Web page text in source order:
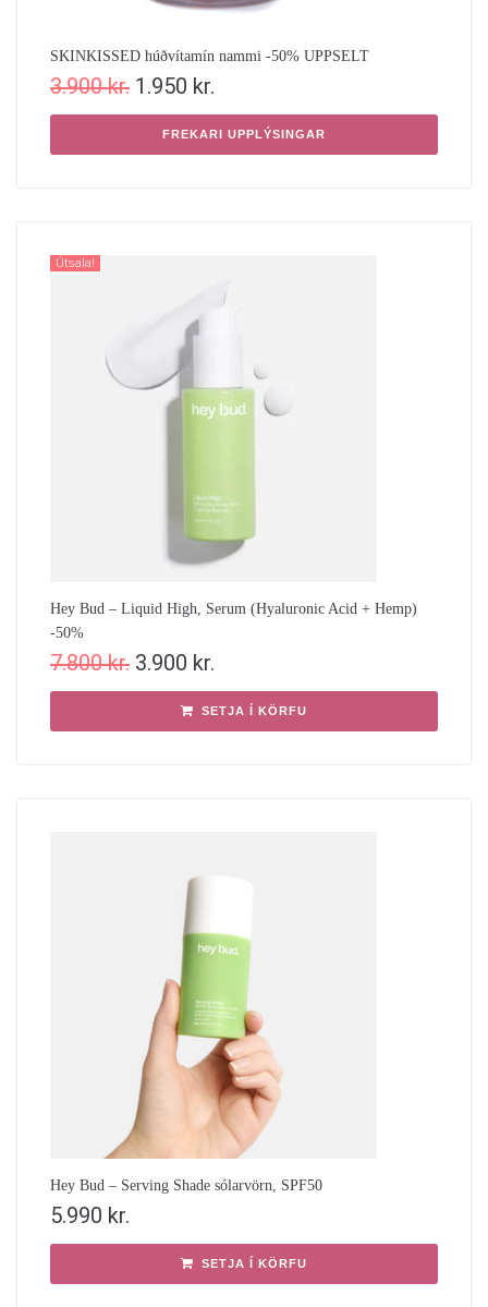
SKINKISSED húðvítamín nammi -50% UPPSELT
3.900kr. 1.950 kr.
FREKARI UPPLÝSINGAR
Útsala!
Hey Bud – Liquid High, Serum (Hyaluronic Acid + Hemp)
-50%
7.800kr. 3.900 kr.
SETJA Í KÖRFU
Hey Bud – Serving Shade sólarvörn, SPF50
5.990 kr.
SETJA Í KÖRFU